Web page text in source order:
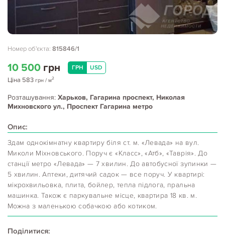
Номер об'єкта: 815846/1
10 500 грн ГРН USD
Ціна 583 грн / м2
Розташування: Харьков, Гагарина проспект, Николая
Михновского ул., Проспект Гагарина метро
Опис:
Здам однокімнатну квартиру біля ст. м. «Левада» на вул.
Миколи Міхновського. Поруч є «Класс», «Атб», «Таврія». До
станції метро «Левада» — 7 хвилин. До автобусної зупинки —
5 хвилин. Аптеки, дитячий садок — все поруч. У квартирі:
мікрохвильовка, плита, бойлер, тепла підлога, пральна
машинка. Також є паркувальне місце, квартира 18 кв. м.
Можна з маленькою собачкою або котиком.
Поділитися: